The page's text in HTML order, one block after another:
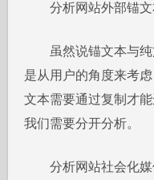
分析网站外部锚文
虽然说锚文本与纯
是从用户的角度来考
文本需要通过复制才
我们需要分开分析。
分析网站社会化媒